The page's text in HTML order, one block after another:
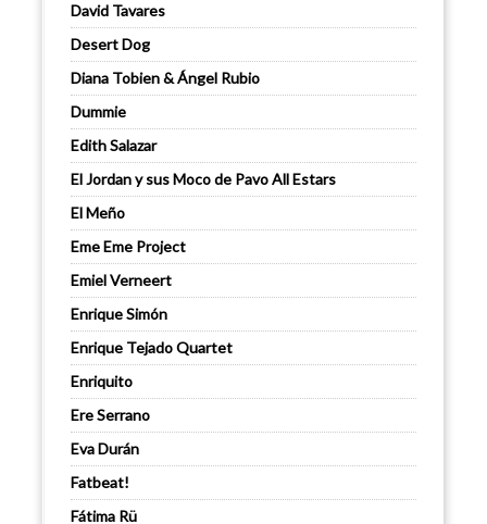
David Tavares
Desert Dog
Diana Tobien & Ángel Rubio
Dummie
Edith Salazar
El Jordan y sus Moco de Pavo All Estars
El Meño
Eme Eme Project
Emiel Verneert
Enrique Simón
Enrique Tejado Quartet
Enriquito
Ere Serrano
Eva Durán
Fatbeat!
Fátima Rü